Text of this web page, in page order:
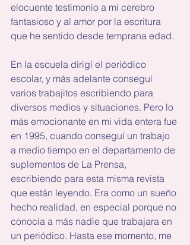
elocuente testimonio a mi cerebro
fantasioso y al amor por la escritura
que he sentido desde temprana edad.
En la escuela dirigí el periódico
escolar, y más adelante conseguí
varios trabajitos escribiendo para
diversos medios y situaciones. Pero lo
más emocionante en mi vida entera fue
en 1995, cuando conseguí un trabajo
a medio tiempo en el departamento de
suplementos de La Prensa,
escribiendo para esta misma revista
que están leyendo. Era como un sueño
hecho realidad, en especial porque no
conocía a más nadie que trabajara en
un periódico. Hasta ese momento, me